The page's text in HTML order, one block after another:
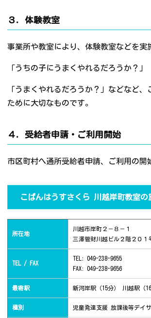
３．体験教室
事業所や教室により、体験教室などを実
「うちの子にうまくやれるだろうか？」
「うまくやれるだろうか？」などなど、
ために大切なものです。
４．受給者申請・ご利用開始
市区町村へ通所受給者申請、ご利用の開
こぱんはうすさくら 川越岸町教室の
所在地
川越市岸町２－８－１
三澤管財川越ビル２階２０１
TEL / FAX
TEL: 049-238-9655
FAX: 049-238-9656
最寄駅 新河岸駅（15分） 川越駅（16
種別 児童発達支援 放課後等デイ